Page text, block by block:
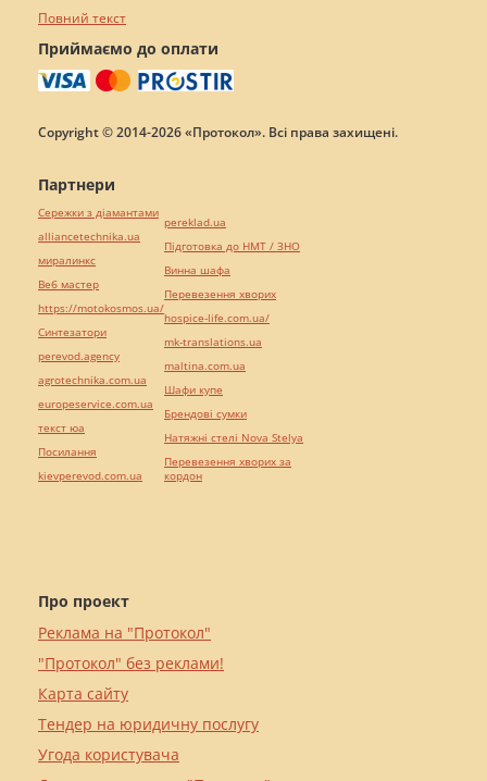
Повний текст
Приймаємо до оплати
Copyright © 2014-2026 «Протокол». Всі права захищені.
Про проект
Реклама на "Протокол"
"Протокол" без реклами!
Карта сайту
Тендер на юридичну послугу
Угода користувача
Партнери
Сережки з діамантами
alliancetechnika.ua
миралинкс
Веб мастер
https://motokosmos.ua/
Синтезатори
perevod.agency
agrotechnika.com.ua
europeservice.com.ua
текст юа
Посилання
kievperevod.com.ua
pereklad.ua
Підготовка до НМТ / ЗНО
Винна шафа
Перевезення хворих
hospice-life.com.ua/
mk-translations.ua
maltina.com.ua
Шафи купе
Брендові сумки
Натяжні стелі Nova Stelya
Перевезення хворих за
кордон